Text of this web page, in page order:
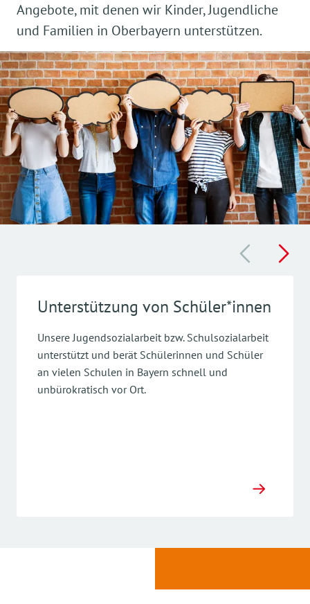
Angebote, mit denen wir Kinder, Jugendliche
und Familien in Oberbayern unterstützen.
Unterstützung von Schüler*innen
Unsere Jugendsozialarbeit bzw. Schulsozialarbeit
unterstützt und berät Schülerinnen und Schüler
an vielen Schulen in Bayern schnell und
unbürokratisch vor Ort.